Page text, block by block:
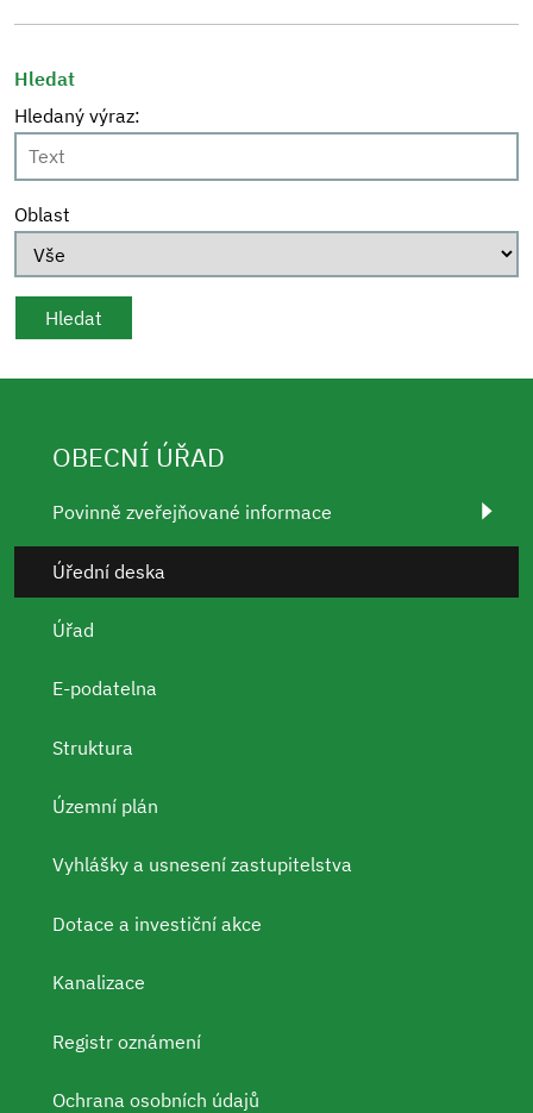
Hledat
Hledaný výraz:
Oblast
OBECNÍ ÚŘAD
Povinně zveřejňované informace
Úřední deska
Úřad
E-podatelna
Struktura
Územní plán
Vyhlášky a usnesení zastupitelstva
Dotace a investiční akce
Kanalizace
Registr oznámení
Ochrana osobních údajů